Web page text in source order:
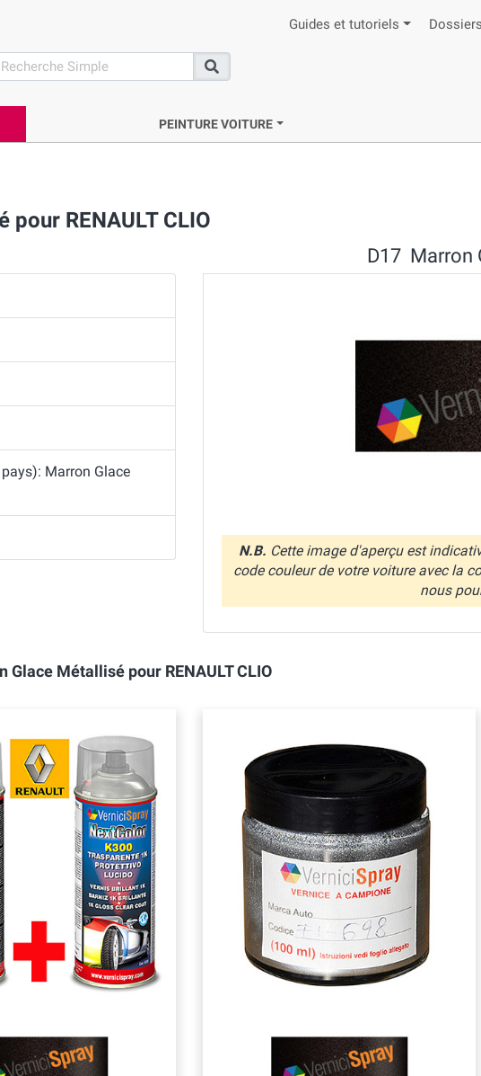
Guides et tutoriels Dossiers
Recherche
PEINTURE VOITURE
RENAULT CLIO
Marron Glace
D17 Marron
N.B. Cette image d'aperçu est
code couleur de votre voiture avec la
nous
Métallisé pour RENAULT CLIO